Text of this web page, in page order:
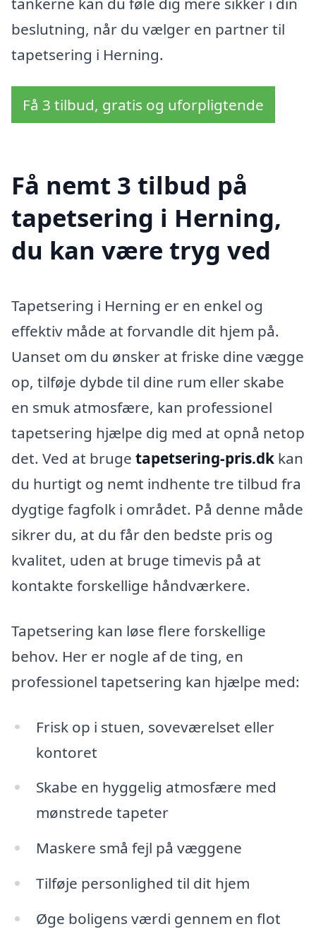
beslutning, når du vælger en partner til
tapetsering i Herning.
Få 3 tilbud, gratis og uforpligtende
Få nemt 3 tilbud på
tapetsering i Herning,
du kan være tryg ved
Tapetsering i Herning er en enkel og
effektiv måde at forvandle dit hjem på.
Uanset om du ønsker at friske dine vægge
op, tilføje dybde til dine rum eller skabe
en smuk atmosfære, kan professionel
tapetsering hjælpe dig med at opnå netop
det. Ved at bruge tapetsering-pris.dk kan
du hurtigt og nemt indhente tre tilbud fra
dygtige fagfolk i området. På denne måde
sikrer du, at du får den bedste pris og
kvalitet, uden at bruge timevis på at
kontakte forskellige håndværkere.
Tapetsering kan løse flere forskellige
behov. Her er nogle af de ting, en
professionel tapetsering kan hjælpe med:
Frisk op i stuen, soveværelset eller
kontoret
Skabe en hyggelig atmosfære med
mønstrede tapeter
Maskere små fejl på væggene
Tilføje personlighed til dit hjem
Øge boligens værdi gennem en flot